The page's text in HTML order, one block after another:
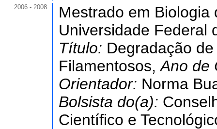
2006 - 2008
Mestrado em Biologia
Universidade Federal
Título: Degradação
Filamentosos,Ano de
Orientador: Norma
Bolsista do(a):
Científico e